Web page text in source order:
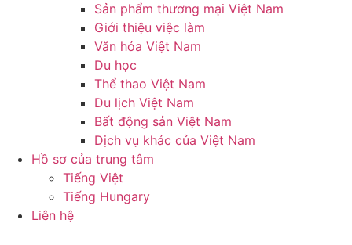
Sản phẩm thương mại Việt Nam
Giới thiệu việc làm
Văn hóa Việt Nam
Du học
Thể thao Việt Nam
Du lịch Việt Nam
Bất động sản Việt Nam
Dịch vụ khác của Việt Nam
Hồ sơ của trung tâm
Tiếng Việt
Tiếng Hungary
Liên hệ